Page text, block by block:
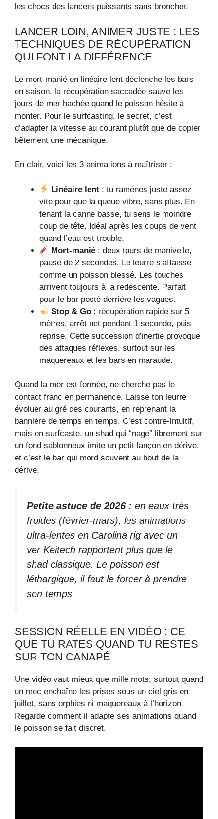
les chocs des lancers puissants sans broncher.
LANCER LOIN, ANIMER JUSTE : LES
TECHNIQUES DE RÉCUPÉRATION
QUI FONT LA DIFFÉRENCE
Le mort-manié en linéaire lent déclenche les bars
en saison, la récupération saccadée sauve les
jours de mer hachée quand le poisson hésite à
monter. Pour le surfcasting, le secret, c’est
d’adapter la vitesse au courant plutôt que de copier
bêtement une mécanique.
En clair, voici les 3 animations à maîtriser :
Linéaire lent : tu ramènes juste assez
vite pour que la queue vibre, sans plus. En
tenant la canne basse, tu sens le moindre
coup de tête. Idéal après les coups de vent
quand l’eau est trouble.
Mort-manié : deux tours de manivelle,
pause de 2 secondes. Le leurre s’affaisse
comme un poisson blessé. Les touches
arrivent toujours à la redescente. Parfait
pour le bar posté derrière les vagues.
Stop & Go : récupération rapide sur 5
mètres, arrêt net pendant 1 seconde, puis
reprise. Cette succession d’inertie provoque
des attaques réflexes, surtout sur les
maquereaux et les bars en maraude.
Quand la mer est formée, ne cherche pas le
contact franc en permanence. Laisse ton leurre
évoluer au gré des courants, en reprenant la
bannière de temps en temps. C’est contre-intuitif,
mais en surfcaste, un shad qui “nage” librement sur
un fond sablonneux imite un petit lançon en dérive,
et c’est le bar qui mord souvent au bout de la
dérive.
Petite astuce de 2026 : en eaux très
froides (février-mars), les animations
ultra-lentes en Carolina rig avec un
ver Keitech rapportent plus que le
shad classique. Le poisson est
léthargique, il faut le forcer à prendre
son temps.
SESSION RÉELLE EN VIDÉO : CE
QUE TU RATES QUAND TU RESTES
SUR TON CANAPÉ
Une vidéo vaut mieux que mille mots, surtout quand
un mec enchaîne les prises sous un ciel gris en
juillet, sans orphies ni maquereaux à l’horizon.
Regarde comment il adapte ses animations quand
le poisson se fait discret.